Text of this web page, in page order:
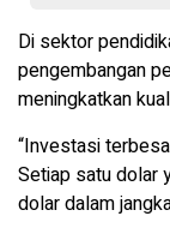
Di sektor
pengembangan
meningkatkan
“Investasi
Setiap satu dolar
dolar dalam